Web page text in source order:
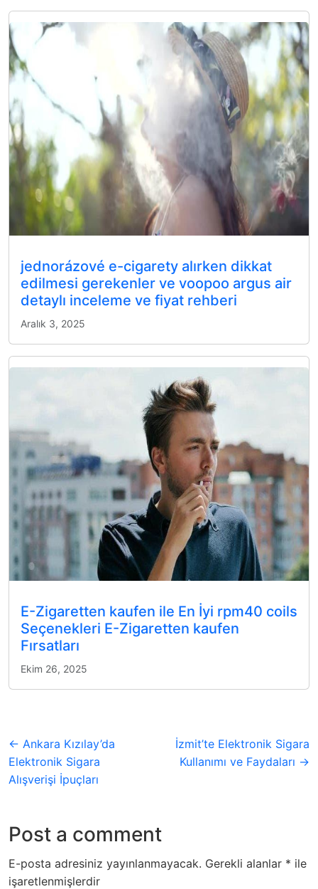
jednorázové e-cigarety alırken dikkat
edilmesi gerekenler ve voopoo argus air
detaylı inceleme ve fiyat rehberi
Aralık 3, 2025
E-Zigaretten kaufen ile En İyi rpm40 coils
Seçenekleri E-Zigaretten kaufen
Fırsatları
Ekim 26, 2025
← Ankara Kızılay’da
Elektronik Sigara
Alışverişi İpuçları
İzmit’te Elektronik Sigara
Kullanımı ve Faydaları →
Post a comment
E-posta adresiniz yayınlanmayacak. Gerekli alanlar * ile
işaretlenmişlerdir